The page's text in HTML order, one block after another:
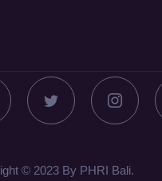
© 2023 By PHRI Bali.